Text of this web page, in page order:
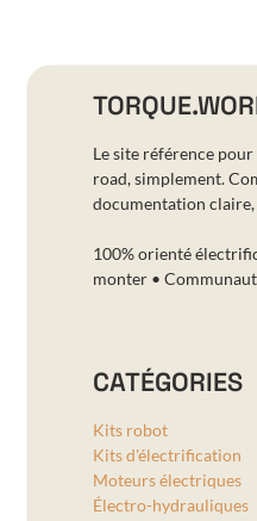
Le site référence
road, simplement.
documentation
100% orienté
monter •
CATÉGORIES
Kits robot
Kits d'électrification
Moteurs électriques
Électro-hydrauliques